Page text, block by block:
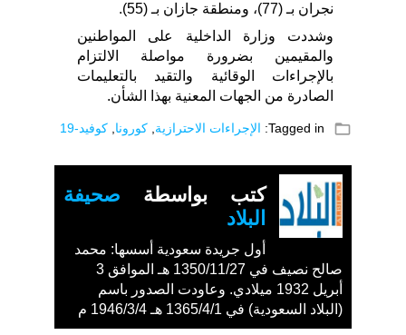
نجران بـ (77)، ومنطقة جازان بـ (55).
وشددت وزارة الداخلية على المواطنين
والمقيمين بضرورة مواصلة الالتزام
بالإجراءات الوقائية والتقيد بالتعليمات
الصادرة من الجهات المعنية بهذا الشأن.
folder_open
Tagged in: الإجراءات الاحترازية كورونا كوفيد-19
كتب بواسطة صحيفة
البلاد
أول جريدة سعودية أسسها: محمد
صالح نصيف في 1350/11/27 هـ الموافق 3
أبريل 1932 ميلادي. وعاودت الصدور باسم
(البلاد السعودية) في 1365/4/1 هـ 1946/3/4 م